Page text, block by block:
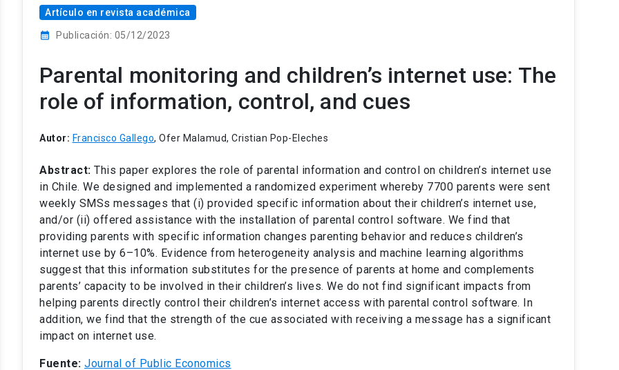
Artículo en revista académica
calendar_month Publicación: 05/12/2023
Parental monitoring and children’s internet use: The
role of information, control, and cues
Autor: Francisco Gallego, Ofer Malamud, Cristian Pop-Eleches
Abstract: This paper explores the role of parental information and control on children’s internet use
in Chile. We designed and implemented a randomized experiment whereby 7700 parents were sent
weekly SMSs messages that (i) provided specific information about their children’s internet use,
and/or (ii) offered assistance with the installation of parental control software. We find that
providing parents with specific information changes parenting behavior and reduces children’s
internet use by 6–10%. Evidence from heterogeneity analysis and machine learning algorithms
suggest that this information substitutes for the presence of parents at home and complements
parents’ capacity to be involved in their children’s lives. We do not find significant impacts from
helping parents directly control their children’s internet access with parental control software. In
addition, we find that the strength of the cue associated with receiving a message has a significant
impact on internet use.
Fuente: Journal of Public Economics